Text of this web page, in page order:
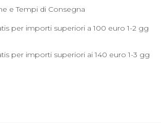
e Tempi di Consegna
per importi superiori a 100 euro 1-2 gg
per importi superiori ai 140 euro 1-3 gg